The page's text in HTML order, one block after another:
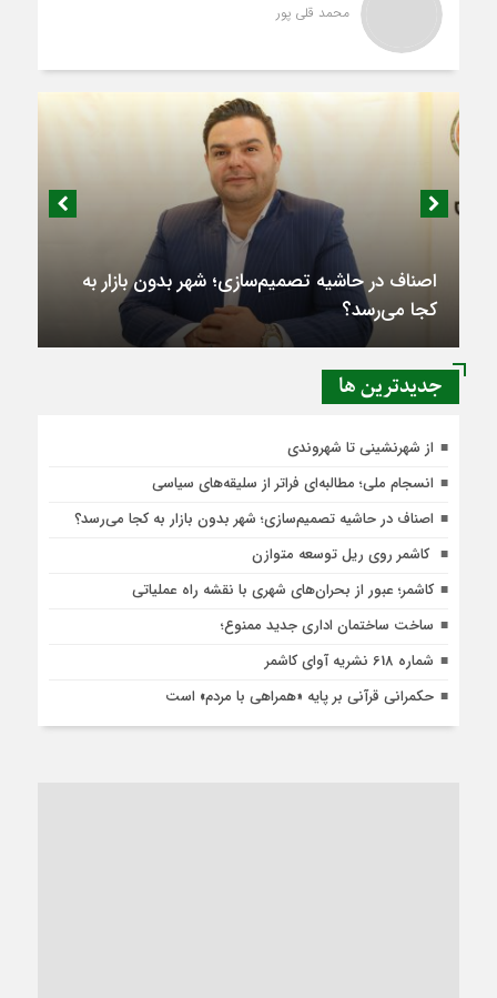
محمد قلی پور
اصناف در حاشیه تصمیم‌سازی؛ شهر بدون بازار به
کجا می‌رسد؟
جديدترين ها
از شهرنشینی تا شهروندی
انسجام ملی؛ مطالبه‌ای فراتر از سلیقه‌های سیاسی
اصناف در حاشیه تصمیم‌سازی؛ شهر بدون بازار به کجا می‌رسد؟
کاشمر روی ریل توسعه متوازن
کاشمر؛ عبور از بحران‌های شهری با نقشه راه عملیاتی
ساخت ساختمان اداری جدید ممنوع؛
شماره 618 نشریه آوای کاشمر
حکمرانی قرآنی بر پایه «همراهی با مردم» است